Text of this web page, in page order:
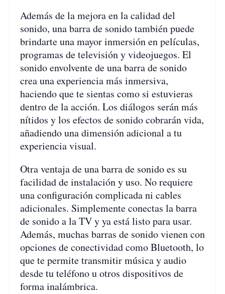
Además de la mejora en la calidad del
sonido, una barra de sonido también puede
brindarte una mayor inmersión en películas,
programas de televisión y videojuegos. El
sonido envolvente de una barra de sonido
crea una experiencia más inmersiva,
haciendo que te sientas como si estuvieras
dentro de la acción. Los diálogos serán más
nítidos y los efectos de sonido cobrarán vida,
añadiendo una dimensión adicional a tu
experiencia visual.
Otra ventaja de una barra de sonido es su
facilidad de instalación y uso. No requiere
una configuración complicada ni cables
adicionales. Simplemente conectas la barra
de sonido a la TV y ya está listo para usar.
Además, muchas barras de sonido vienen con
opciones de conectividad como Bluetooth, lo
que te permite transmitir música y audio
desde tu teléfono u otros dispositivos de
forma inalámbrica.